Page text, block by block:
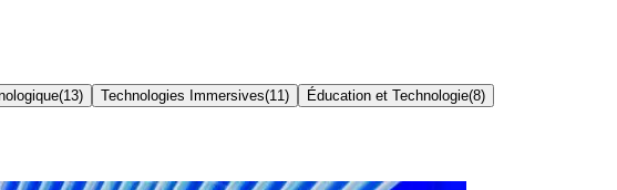
(13) Technologies Immersives(11 ) Éducation et Technologie(8)